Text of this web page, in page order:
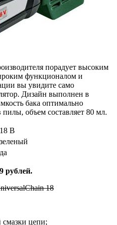
порадует высоким
функционалом и
вы увидите само
Дизайн выполнен в
бака оптимально
пилы, объем составляет 80 мл.
18 В
зеленый
да
рублей.
18
смазки цепи;